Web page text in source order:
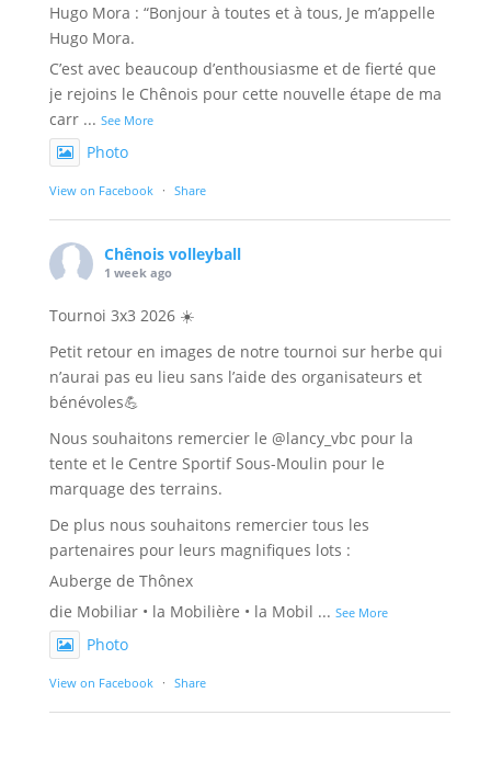
Hugo Mora : “Bonjour à toutes et à tous, Je m’appelle
Hugo Mora.
C’est avec beaucoup d’enthousiasme et de fierté que
je rejoins le Chênois pour cette nouvelle étape de ma
carr ... See More
Photo
View on Facebook · Share
Chênois volleyball
1 week ago
Tournoi 3x3 2026 ☀️
Petit retour en images de notre tournoi sur herbe qui
n’aurai pas eu lieu sans l’aide des organisateurs et
bénévoles💪
Nous souhaitons remercier le @lancy_vbc pour la
tente et le Centre Sportif Sous-Moulin pour le
marquage des terrains.
De plus nous souhaitons remercier tous les
partenaires pour leurs magnifiques lots :
Auberge de Thônex
die Mobiliar • la Mobilière • la Mobil ... See More
Photo
View on Facebook · Share